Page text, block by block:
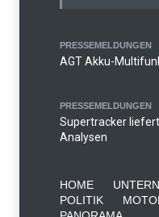
PRESSEMELDUNGEN
AGT Akku-
PRESSEMELDUNGEN
Supertracker
Analysen
HOME
POLITIK